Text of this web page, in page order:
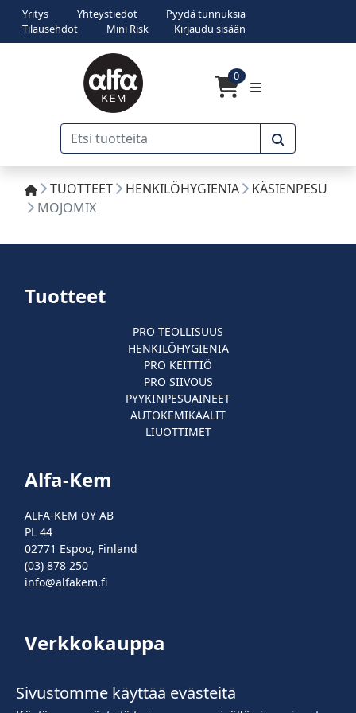
Yritys Yhteystiedot
Pyydä tunnuksia
Tilausehdot
Mini Risk Kirjaudu sisään
0
TUOTTEET HENKILÖHYGIENIA
KÄSIENPESU
MOJOMIX
Tuotteet
PRO TEOLLISUUS
HENKILÖHYGIENIA
PRO KEITTIÖ
PRO SIIVOUS
PYYKINPESUAINEET
AUTOKEMIKAALIT
LIUOTTIMET
Alfa-Kem
ALFA-KEM OY AB
PL 44
02771 Espoo, Finland
(03) 878 250
info@alfakem.fi
Verkkokauppa
Sivustomme käyttää evästeitä